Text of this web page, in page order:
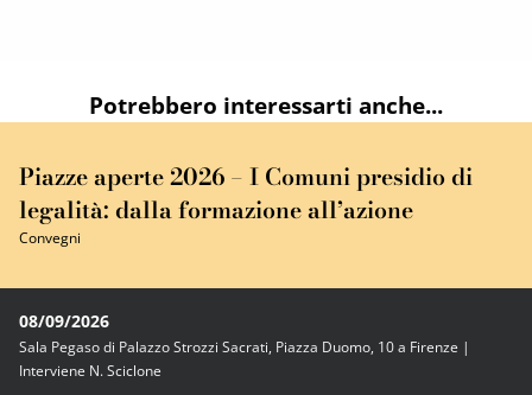
Potrebbero interessarti anche...
Piazze aperte 2026 – I Comuni presidio di
legalità: dalla formazione all’azione
Convegni
08/09/2026
Sala Pegaso di Palazzo Strozzi Sacrati, Piazza Duomo, 10 a Firenze |
Interviene N. Sciclone